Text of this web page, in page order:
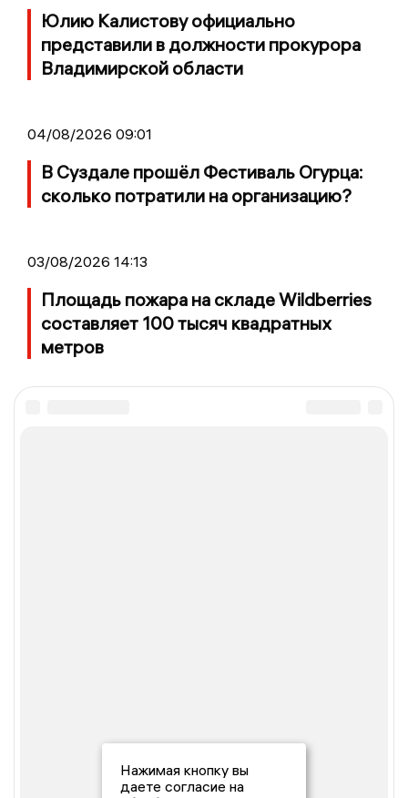
Юлию Калистову официально
представили в должности прокурора
Владимирской области
04/08/2026 09:01
В Суздале прошёл Фестиваль Огурца:
сколько потратили на организацию?
03/08/2026 14:13
Площадь пожара на складе Wildberries
составляет 100 тысяч квадратных
метров
Нажимая кнопку вы
даете согласие на